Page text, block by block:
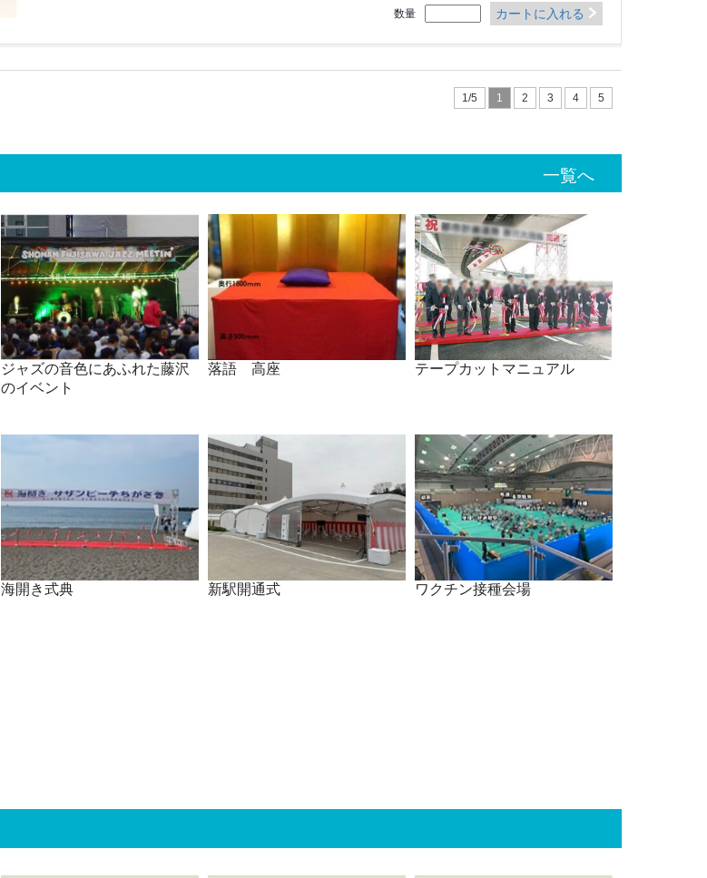
数量 カートに入れる
1/5 1 2 3 4 5
一覧へ
ジャズの音色にあふれた藤沢
のイベント
落語 高座 テープカットマニュアル
海開き式典 新駅開通式 ワクチン接種会場